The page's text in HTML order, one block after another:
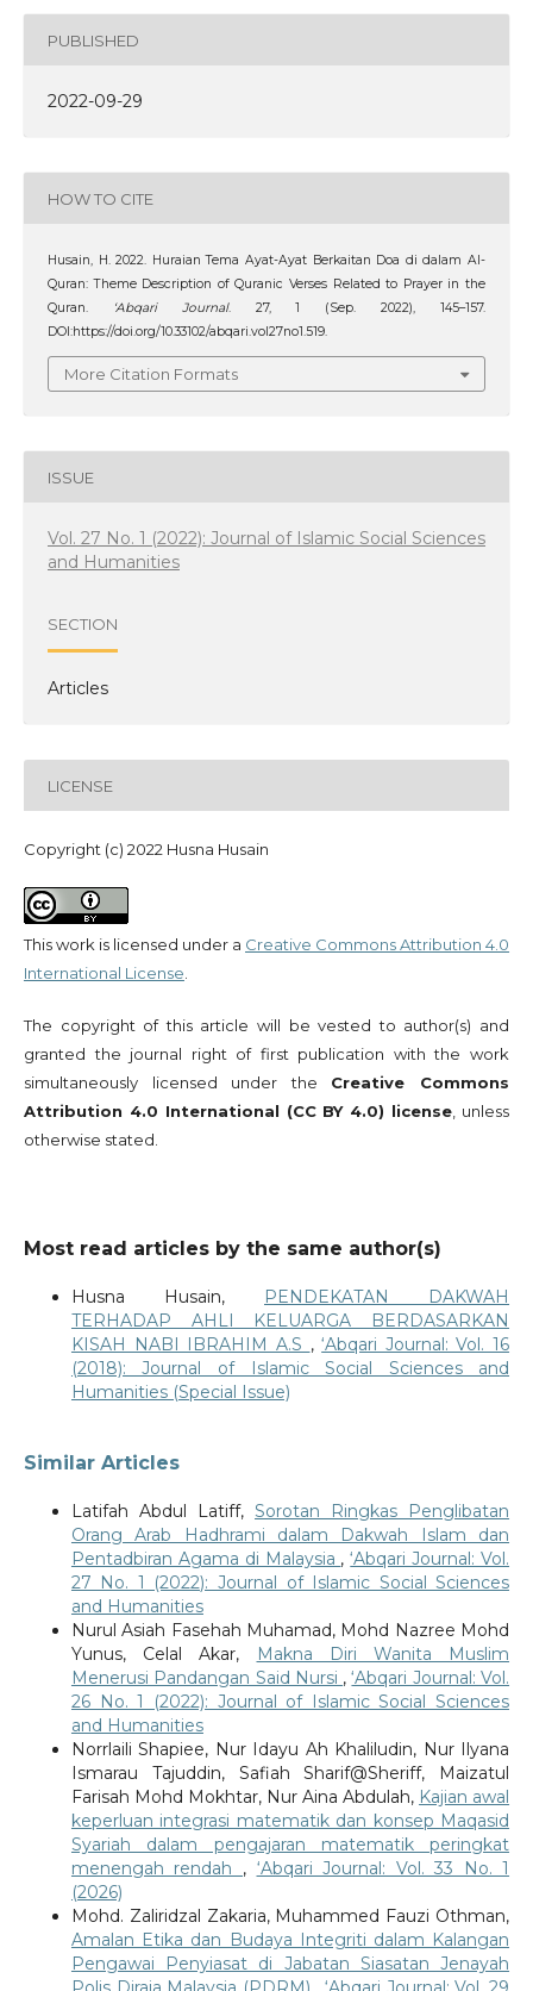
PUBLISHED
2022-09-29
HOW TO CITE
Husain, H. 2022. Huraian Tema Ayat-Ayat Berkaitan Doa di dalam Al-
Quran: Theme Description of Quranic Verses Related to Prayer in the
Quran.
‘Abqari Journal. 27, 1 (Sep. 2022), 145–157.
DOI:https://doi.org/10.33102/abqari.vol27no1.519.
More Citation Formats
ISSUE
Vol. 27 No. 1 (2022): Journal of Islamic Social Sciences
and Humanities
SECTION
Articles
LICENSE
Copyright (c) 2022 Husna Husain
This work is licensed under a Creative Commons Attribution 4.0
International License
The copyright of this article will be vested to author(s) and
granted the journal right of first publication with the work
simultaneously licensed under the Creative Commons
Attribution 4.0 International (CC BY 4.0) license , unless
otherwise stated.
Most read articles by the same author(s)
Husna Husain,
PENDEKATAN DAKWAH
TERHADAP AHLI KELUARGA BERDASARKAN
KISAH NABI IBRAHIM A.S ,‘Abqari Journal: Vol. 16
(2018): Journal of Islamic Social Sciences and
Humanities (Special Issue)
Similar Articles
Latifah Abdul Latiff,Sorotan Ringkas Penglibatan
Orang Arab Hadhrami dalam Dakwah Islam dan
Pentadbiran Agama di Malaysia ,‘Abqari Journal: Vol.
27 No. 1 (2022): Journal of Islamic Social Sciences
and Humanities
Nurul Asiah Fasehah Muhamad, Mohd Nazree Mohd
Yunus, Celal Akar,
Makna Diri Wanita Muslim
Menerusi Pandangan Said Nursi ,‘Abqari Journal: Vol.
26 No. 1 (2022): Journal of Islamic Social Sciences
and Humanities
Norrlaili Shapiee, Nur Idayu Ah Khaliludin, Nur Ilyana
Ismarau Tajuddin, Safiah Sharif@Sheriff, Maizatul
Farisah Mohd Mokhtar, Nur Aina Abdulah, Kajian awal
keperluan integrasi matematik dan konsep Maqasid
Syariah dalam pengajaran matematik peringkat
menengah rendah , ‘Abqari Journal: Vol. 33 No. 1
(2026)
Mohd. Zaliridzal Zakaria, Muhammed Fauzi Othman,
Amalan Etika dan Budaya Integriti dalam Kalangan
Pengawai Penyiasat di Jabatan Siasatan Jenayah